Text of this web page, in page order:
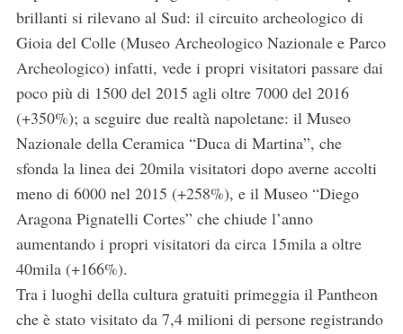
brillanti si rilevano al Sud: il circuito archeologico di
Gioia del Colle (Museo Archeologico Nazionale e Parco
Archeologico) infatti, vede i propri visitatori passare dai
poco più di 1500 del 2015 agli oltre 7000 del 2016
(+350%); a seguire due realtà napoletane: il Museo
Nazionale della Ceramica “Duca di Martina”, che
sfonda la linea dei 20mila visitatori dopo averne accolti
meno di 6000 nel 2015 (+258%), e il Museo “Diego
Aragona Pignatelli Cortes” che chiude l’anno
aumentando i propri visitatori da circa 15mila a oltre
40mila (+166%).
Tra i luoghi della cultura gratuiti primeggia il Pantheon
che è stato visitato da 7,4 milioni di persone registrando